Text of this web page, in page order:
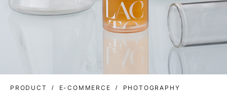
PRODUCT E-COMMERCE PHOTOGRAPHY